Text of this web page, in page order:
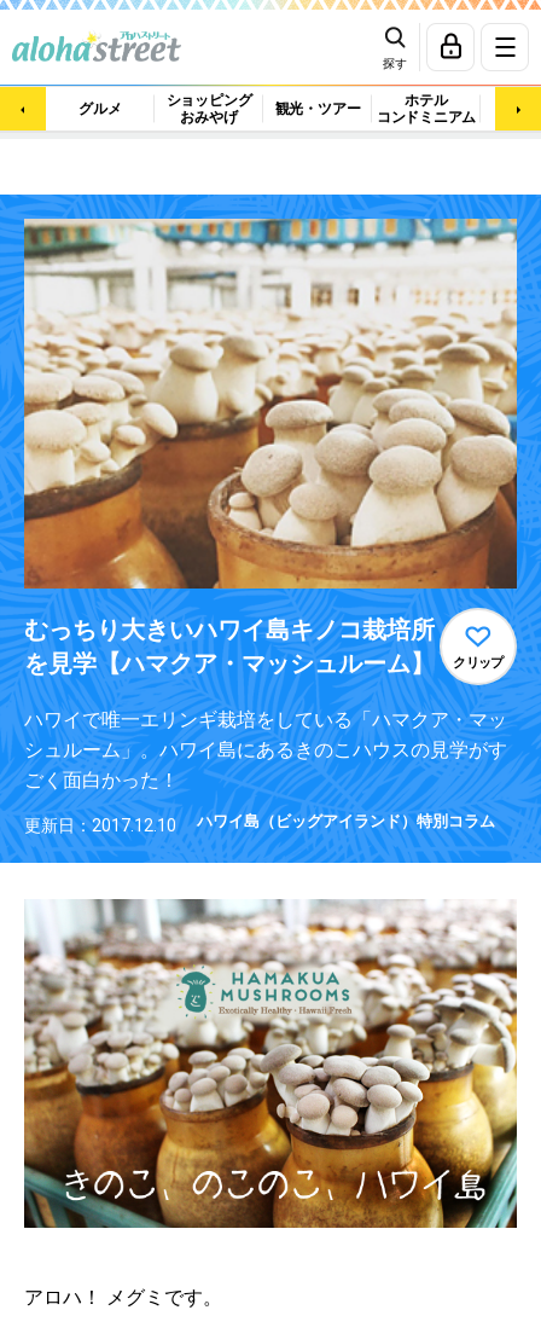
探す
グルメ
ショッピング
おみやげ
観光・ツアー
ホテル
コンドミニアム
マッ
むっちり大きいハワイ島キノコ栽培所
を見学【ハマクア・マッシュルーム】
クリップ
ハワイで唯一エリンギ栽培をしている「ハマクア・マッ
シュルーム」。ハワイ島にあるきのこハウスの見学がす
ごく面白かった！
更新日：2017.12.10 ハワイ島（ビッグアイランド）特別コラム
アロハ！ メグミです。